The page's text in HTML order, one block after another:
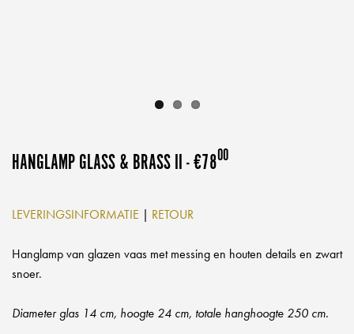
HANGLAMP GLASS & BRASS II - €78
,00
LEVERINGSINFORMATIE | RETOUR
Hanglamp van glazen vaas met messing en houten details en zwart
snoer.
Diameter glas 14 cm, hoogte 24 cm, totale hanghoogte 250 cm.